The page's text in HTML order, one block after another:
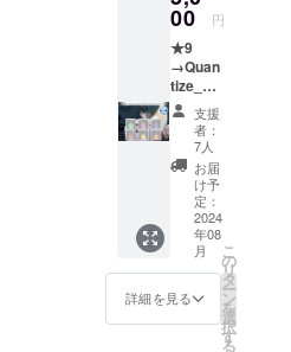
●「朱色
に染ま
る、美
しき社
で」シ
リアル
付きダ
ウン
ロード
カード
●「朱色
に染ま
る、美
しき社
で」
キービ
00 円
★9
→Quan
tize_リ
ミテッ
ドデジ
タルサ
ウンド
トラッ
クコー
ス[CF限
●→Qua
ntize_
デジタ
ルサウ
ンドト
支援
者：
7人
お届
け予
定：
2024
年08
月
詳細を見る
こ
の
リ
タ
ー
ン
を
選
択
す
る